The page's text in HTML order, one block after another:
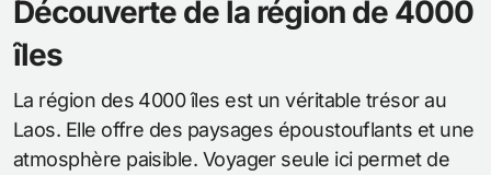
Découverte de la région de 4000
îles
La région des 4000 îles est un véritable trésor au
Laos. Elle offre des paysages époustouflants et une
atmosphère paisible. Voyager seule ici permet de